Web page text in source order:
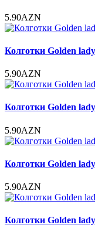
5.90AZN
Колготки Golden
5.90AZN
Колготки Golden
5.90AZN
Колготки Golden
5.90AZN
Колготки Golden